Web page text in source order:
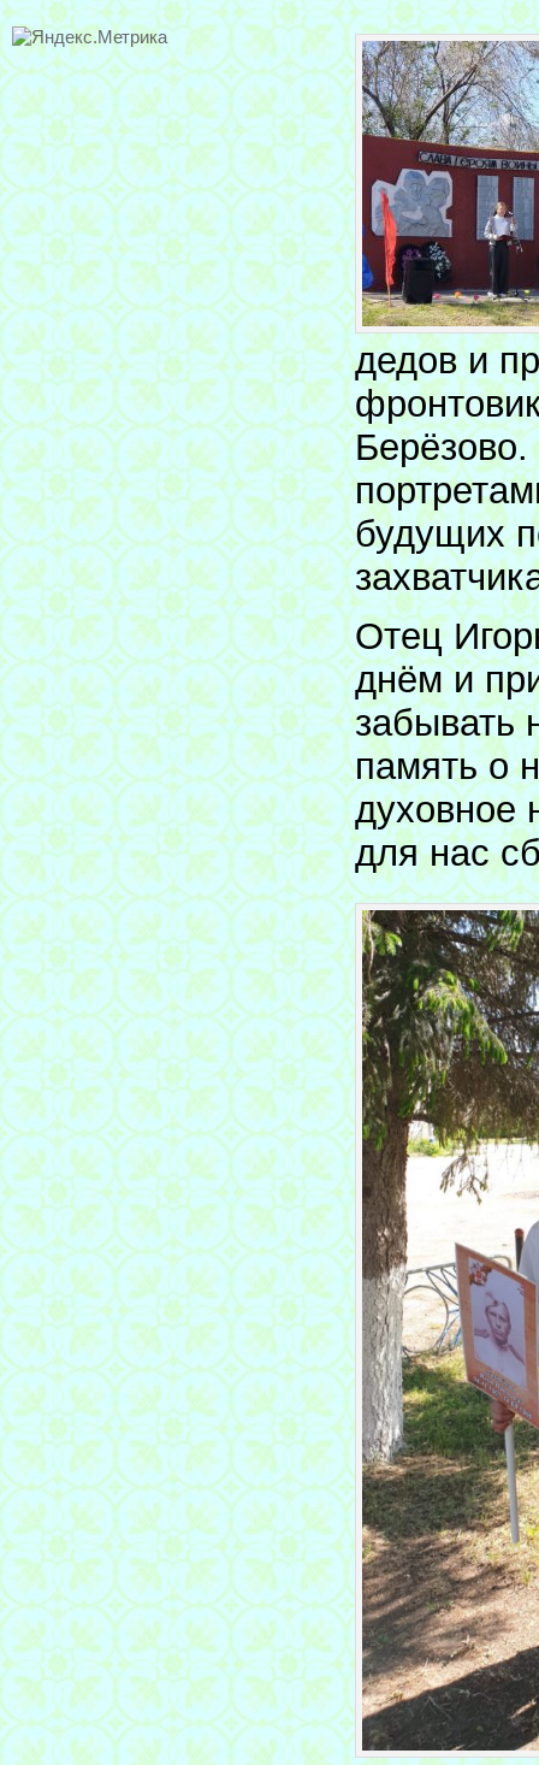
дедов и
будущих
Отец
днём и
забывать
память о
духовное
для нас